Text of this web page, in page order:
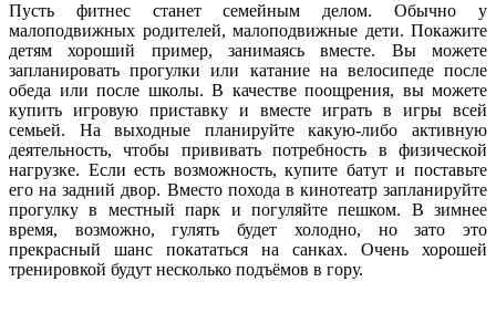
Пусть фитнес станет семейным делом. Обычно у
малоподвижных родителей, малоподвижные дети. Покажите
детям хороший пример, занимаясь вместе. Вы можете
запланировать прогулки или катание на велосипеде после
обеда или после школы. В качестве поощрения, вы можете
купить игровую приставку и вместе играть в игры всей
семьей. На выходные планируйте какую-либо активную
деятельность, чтобы прививать потребность в физической
нагрузке. Если есть возможность, купите батут и поставьте
его на задний двор. Вместо похода в кинотеатр запланируйте
прогулку в местный парк и погуляйте пешком. В зимнее
время, возможно, гулять будет холодно, но зато это
прекрасный шанс покататься на санках. Очень хорошей
тренировкой будут несколько подъёмов в гору.